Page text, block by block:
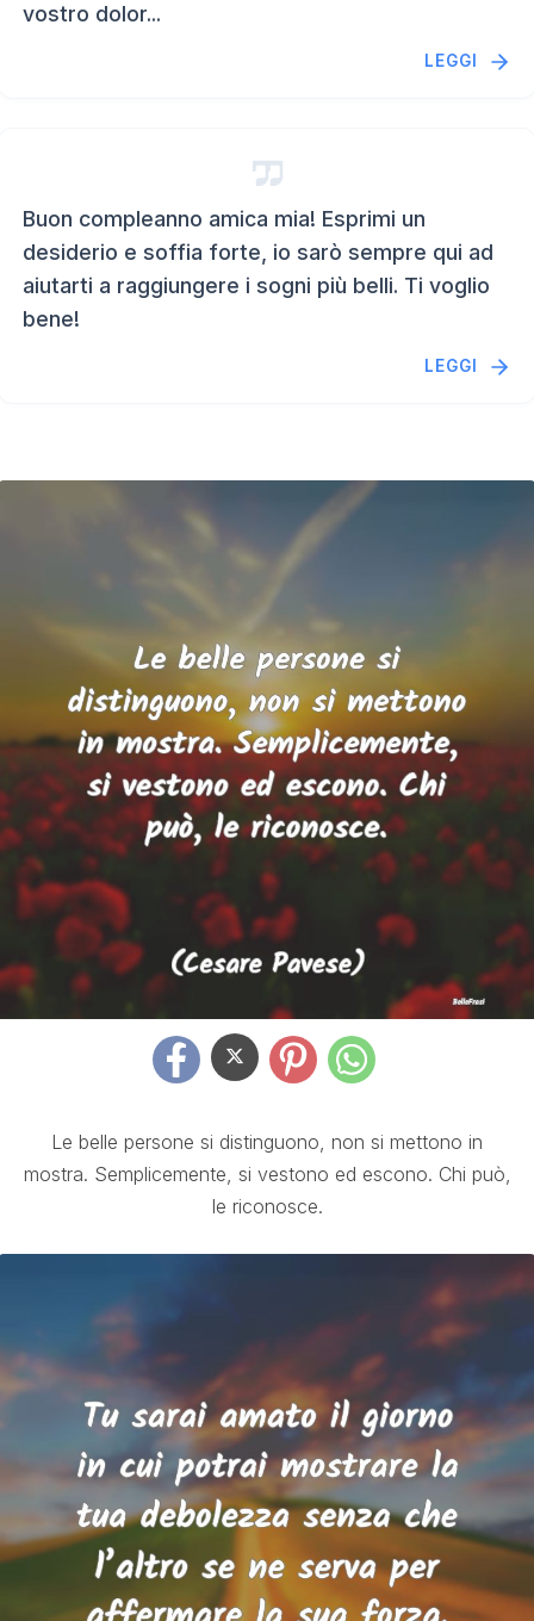
vostro dolor...
LEGGI
Buon compleanno amica mia! Esprimi un
desiderio e soffia forte, io sarò sempre qui ad
aiutarti a raggiungere i sogni più belli. Ti voglio
bene!
LEGGI
Le belle persone si distinguono, non si mettono in
mostra. Semplicemente, si vestono ed escono. Chi può,
le riconosce.